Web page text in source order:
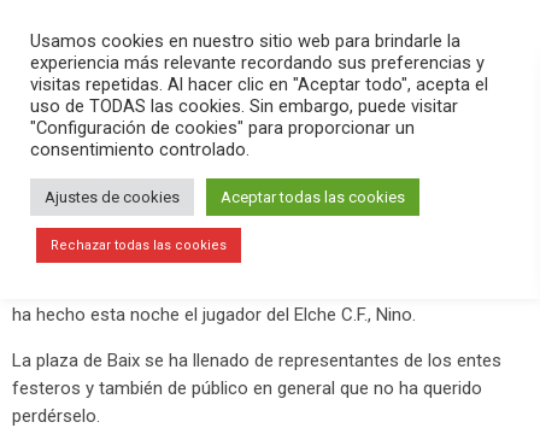
search menu pause PLAY
agosto 8, 2019
Más de 21.000 personas ven el
pregón de Fiestas de Nino en el
Facebook del Ajuntament d’Elx
ha hecho esta noche el jugador del Elche C.F., Nino.
La plaza de Baix se ha llenado de representantes de los entes
festeros y también de público en general que no ha querido
perdérselo.
Usamos cookies en nuestro sitio web para brindarle la
experiencia más relevante recordando sus preferencias y
visitas repetidas. Al hacer clic en "Aceptar todo", acepta el
uso de TODAS las cookies. Sin embargo, puede visitar
"Configuración de cookies" para proporcionar un
consentimiento controlado.
Ajustes de cookies Aceptar todas las cookies
Rechazar todas las cookies